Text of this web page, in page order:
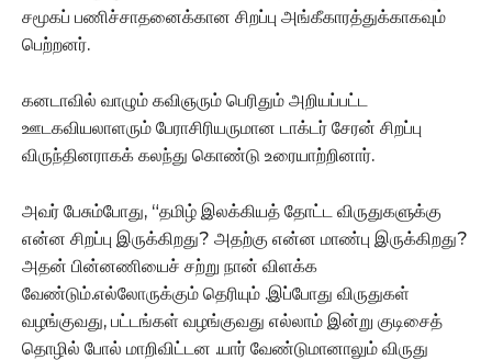
சமூகப் பணிச்சாதனைக்கான சிறப்பு அங்கீகாரத்துக்காகவும்
பெற்றனர்.
கனடாவில் வாழும் கவிஞரும் பெரிதும் அறியப்பட்ட
ஊடகவியலாளரும் பேராசிரியருமான டாக்டர் சேரன் சிறப்பு
விருந்தினராகக் கலந்து கொண்டு உரையாற்றினார்.
அவர் பேசும்போது, “தமிழ் இலக்கியத் தோட்ட விருதுகளுக்கு
என்ன சிறப்பு இருக்கிறது? அதற்கு என்ன மாண்பு இருக்கிறது?
அதன் பின்னணியைச் சற்று நான் விளக்க
வேண்டும்.எல்லோருக்கும் தெரியும் .இப்போது விருதுகள்
வழங்குவது, பட்டங்கள் வழங்குவது எல்லாம் இன்று குடிசைத்
தொழில் போல் மாறிவிட்டன .யார் வேண்டுமானாலும் விருது